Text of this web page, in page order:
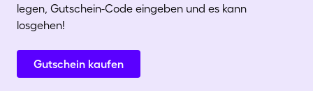
legen, Gutschein-Code eingeben und es kann
losgehen!
Gutschein kaufen